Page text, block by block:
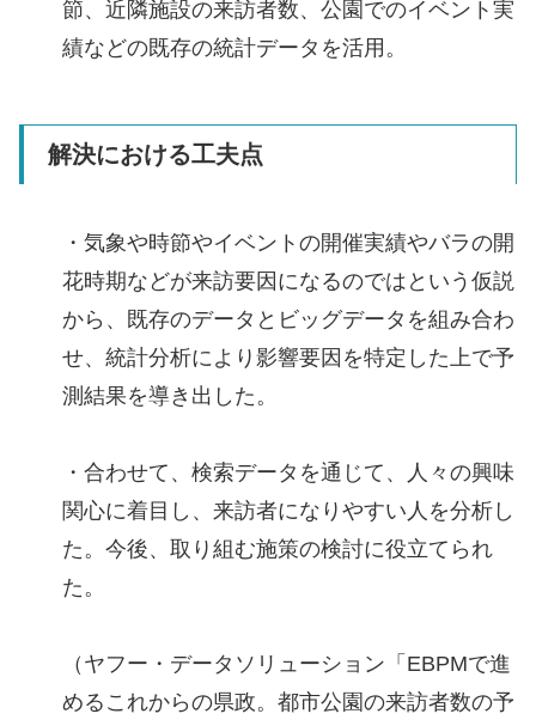
節、近隣施設の来訪者数、公園でのイベント実
績などの既存の統計データを活用。
解決における工夫点
・気象や時節やイベントの開催実績やバラの開
花時期などが来訪要因になるのではという仮説
から、既存のデータとビッグデータを組み合わ
せ、統計分析により影響要因を特定した上で予
測結果を導き出した。
・合わせて、検索データを通じて、人々の興味
関心に着目し、来訪者になりやすい人を分析し
た。今後、取り組む施策の検討に役立てられ
た。
（ヤフー・データソリューション「EBPMで進
めるこれからの県政。都市公園の来訪者数の予